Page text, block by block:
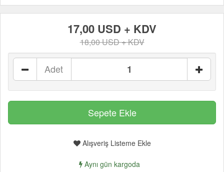
17,00 USD + KDV
18,00 USD + KDV
Adet
Alışveriş Listeme Ekle
Aynı gün kargoda